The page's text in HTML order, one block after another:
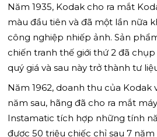
Năm 1935, Kodak cho ra mắt
màu đầu tiên và đã một lần nữa
công nghiệp nhiếp ảnh. Sản
chiến tranh thế giới thứ 2 đã
quý giá và sau này trở thành tư
Năm 1962, doanh thu của Kodak
năm sau, hãng đã cho ra mắt
Instamatic tích hợp những tính
được 50 triệu chiếc chỉ sau 7